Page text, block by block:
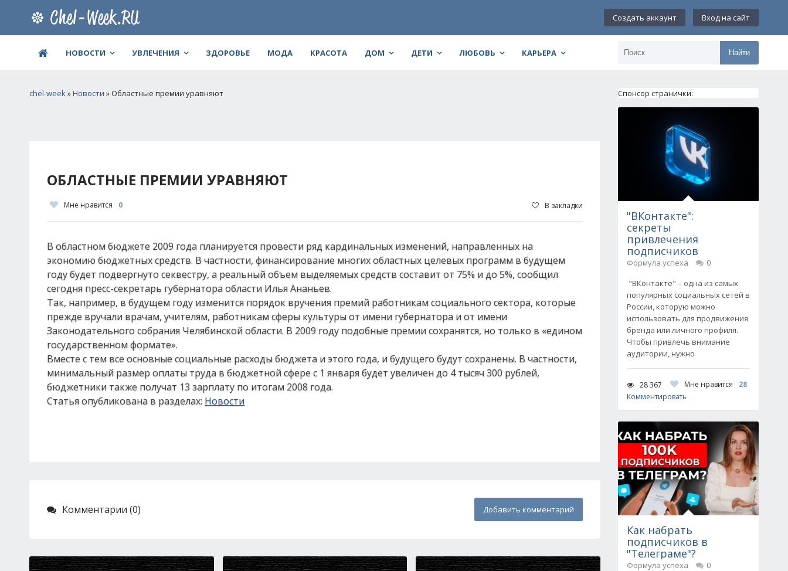
Создать аккаунт Вход на сайт
НОВОСТИ УВЛЕЧЕНИЯ ЗДОРОВЬЕ МОДА КРАСОТА ДОМ ДЕТИ ЛЮБОВЬ КАРЬЕРА Найти
chel-week»Новости » Областные премии уравняют
ОБЛАСТНЫЕ ПРЕМИИ УРАВНЯЮТ
Мне нравится 0 В закладки
В областном бюджете 2009 года планируется провести ряд кардинальных изменений, направленных на
экономию бюджетных средств. В частности, финансирование многих областных целевых программ в будущем
году будет подвергнуто секвестру, а реальный объем выделяемых средств составит от 75% и до 5%, сообщил
сегодня пресс-секретарь губернатора области Илья Ананьев.
Так, например, в будущем году изменится порядок вручения премий работникам социального сектора, которые
прежде вручали врачам, учителям, работникам сферы культуры от имени губернатора и от имени
Законодательного собрания Челябинской области. В 2009 году подобные премии сохранятся, но только в «едином
государственном формате».
Вместе с тем все основные социальные расходы бюджета и этого года, и будущего будут сохранены. В частности,
минимальный размер оплаты труда в бюджетной сфере с 1 января будет увеличен до 4 тысяч 300 рублей,
бюджетники также получат 13 зарплату по итогам 2008 года.
Статья опубликована в разделах: Новости
Комментарии (0) Добавить комментарий
Спонсор странички:
"ВКонтакте":
секреты
привлечения
подписчиков
Формула успеха
0
"ВКонтакте" – одна из самых
популярных социальных сетей в
России, которую можно
использовать для продвижения
бренда или личного профиля.
Чтобы привлечь внимание
аудитории, нужно
28 367 Мне нравится
28
Комментировать
Как набрать
подписчиков в
"Телеграме"?
Формула успеха
0